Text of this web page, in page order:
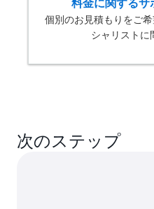
料金に関するサ
個別のお見積もりをご
シャリストに
次のステップ